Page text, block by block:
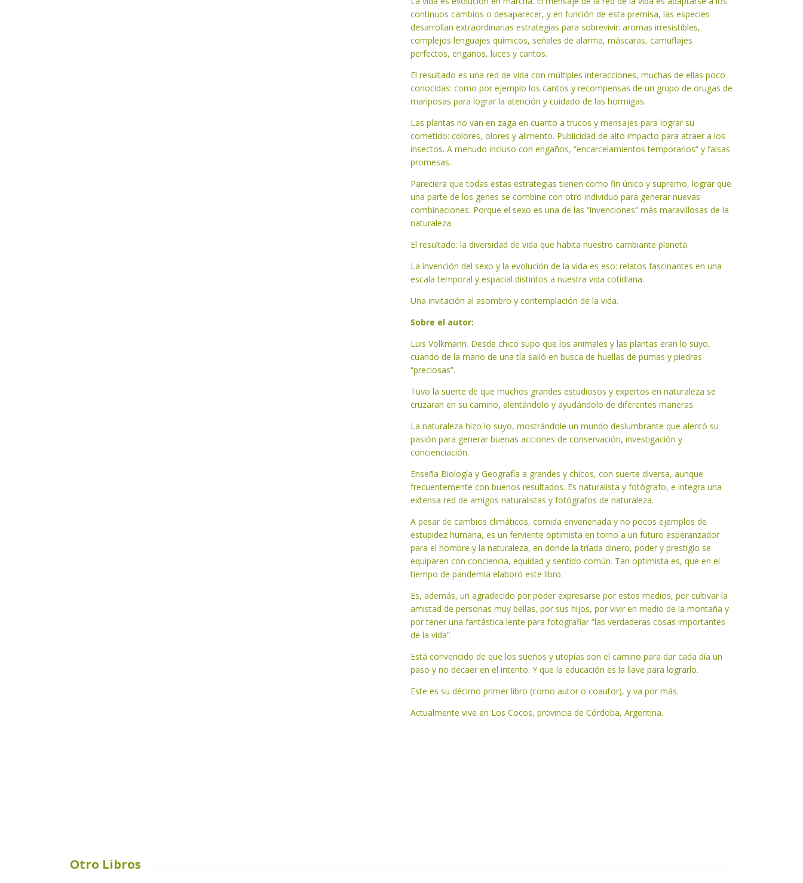
continuos cambios o desaparecer, y en función de esta premisa, las especies
desarrollan extraordinarias estrategias para sobrevivir: aromas irresistibles,
complejos lenguajes químicos, señales de alarma, máscaras, camuflajes
perfectos, engaños, luces y cantos.
El resultado es una red de vida con múltiples interacciones, muchas de ellas poco
conocidas: como por ejemplo los cantos y recompensas de un grupo de orugas de
mariposas para lograr la atención y cuidado de las hormigas.
Las plantas no van en zaga en cuanto a trucos y mensajes para lograr su
cometido: colores, olores y alimento. Publicidad de alto impacto para atraer a los
insectos. A menudo incluso con engaños, “encarcelamientos temporarios” y falsas
promesas.
Pareciera que todas estas estrategias tienen como fin único y supremo, lograr que
una parte de los genes se combine con otro individuo para generar nuevas
combinaciones. Porque el sexo es una de las “invenciones” más maravillosas de la
naturaleza.
El resultado: la diversidad de vida que habita nuestro cambiante planeta.
La invención del sexo y la evolución de la vida es eso: relatos fascinantes en una
escala temporal y espacial distintos a nuestra vida cotidiana.
Una invitación al asombro y contemplación de la vida.
Sobre el autor:
Luis Volkmann. Desde chico supo que los animales y las plantas eran lo suyo,
cuando de la mano de una tía salió en busca de huellas de pumas y piedras
“preciosas”.
Tuvo la suerte de que muchos grandes estudiosos y expertos en naturaleza se
cruzaran en su camino, alentándolo y ayudándolo de diferentes maneras.
La naturaleza hizo lo suyo, mostrándole un mundo deslumbrante que alentó su
pasión para generar buenas acciones de conservación, investigación y
concienciación.
Enseña Biología y Geografía a grandes y chicos, con suerte diversa, aunque
frecuentemente con buenos resultados. Es naturalista y fotógrafo, e integra una
extensa red de amigos naturalistas y fotógrafos de naturaleza.
A pesar de cambios climáticos, comida envenenada y no pocos ejemplos de
estupidez humana, es un ferviente optimista en torno a un futuro esperanzador
para el hombre y la naturaleza, en donde la tríada dinero, poder y prestigio se
equiparen con conciencia, equidad y sentido común. Tan optimista es, que en el
tiempo de pandemia elaboró este libro.
Es, además, un agradecido por poder expresarse por estos medios, por cultivar la
amistad de personas muy bellas, por sus hijos, por vivir en medio de la montaña y
por tener una fantástica lente para fotografiar “las verdaderas cosas importantes
de la vida”.
Está convencido de que los sueños y utopías son el camino para dar cada día un
paso y no decaer en el intento. Y que la educación es la llave para lograrlo.
Este es su décimo primer libro (como autor o coautor), y va por más.
Actualmente vive en Los Cocos, provincia de Córdoba, Argentina.
Otro Libros